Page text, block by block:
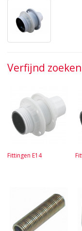
Verfijnd zoeken
Fittingen E14